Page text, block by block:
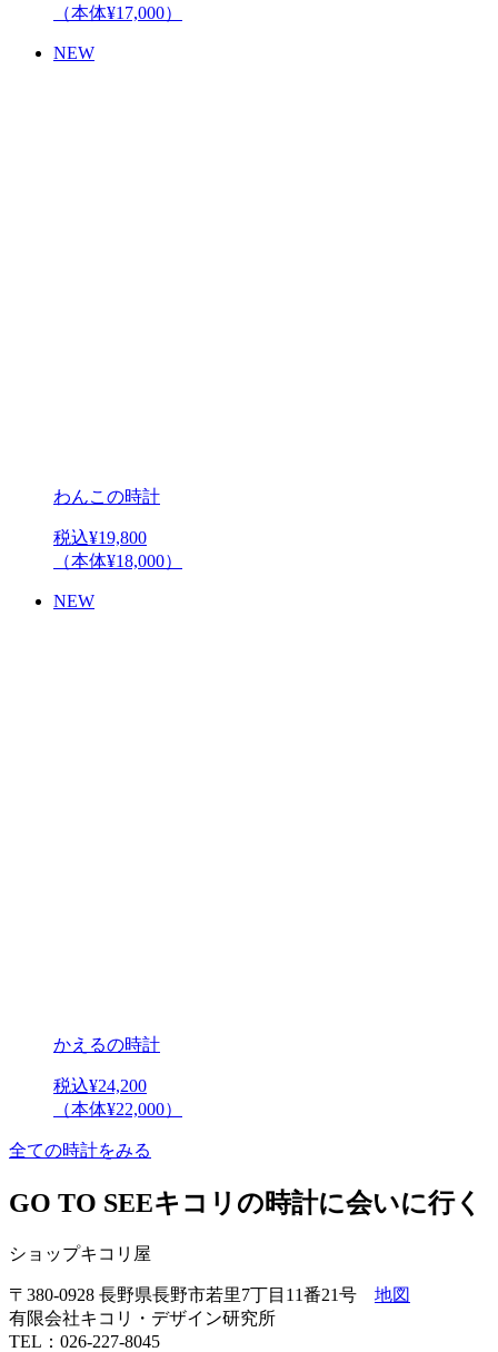
（本体¥17,000）
NEW
わんこの時計
税込¥19,800
（本体¥18,000）
NEW
かえるの時計
税込¥24,200
（本体¥22,000）
全ての時計をみる
GO TO SEEキコリの時計に会いに行く
ショップキコリ屋
〒380-0928 長野県長野市若里7丁目11番21号 地図
有限会社キコリ・デザイン研究所
TEL：026-227-8045